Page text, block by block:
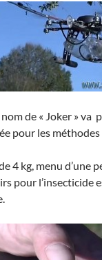
de « Joker » va
pour les
4 kg, menu d’une
pour l’insecticide